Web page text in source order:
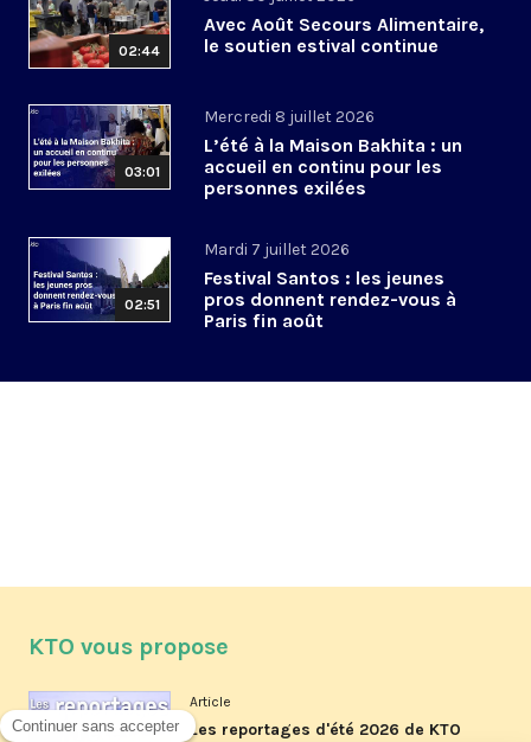
02:44
Avec Août Secours Alimentaire,
le soutien estival continue
03:01
Mercredi 8 juillet 2026
L’été à la Maison Bakhita : un
accueil en continu pour les
personnes exilées
02:51
Mardi 7 juillet 2026
Festival Santos : les jeunes
pros donnent rendez-vous à
Paris fin août
KTO vous propose
Article
Les reportages d'été 2026 de KTO